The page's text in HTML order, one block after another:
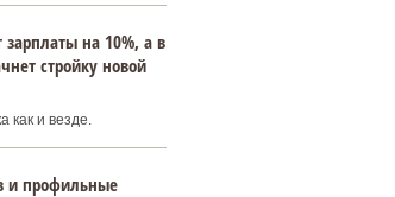
зарплаты на 10%, а в
стройку новой
как и везде.
и профильные